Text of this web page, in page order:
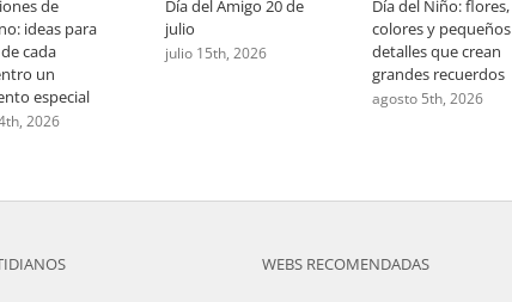
de
ideas para
cada
un
especial
2026
Día del Amigo 20 de
julio
julio 15th, 2026
Día del Niño: flores,
colores y pequeños
detalles que crean
grandes recuerdos
agosto 5th, 2026
WEBS RECOMENDADAS